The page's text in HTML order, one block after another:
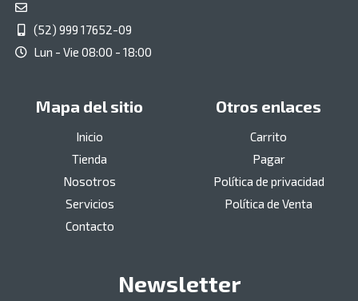
(52) 999 17652-09
Lun - Vie 08:00 - 18:00
Mapa del sitio
Inicio
Tienda
Nosotros
Servicios
Contacto
Otros enlaces
Carrito
Pagar
Política de privacidad
Política de Venta
Newsletter